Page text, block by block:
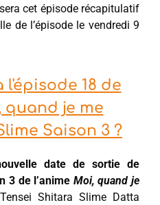
cet épisode récapitulatif
de l’épisode le vendredi 9
18 de
quand je me
Saison 3 ?
date de sortie de
3 de l’anime Moi, quand je
Shitara Slime Datta